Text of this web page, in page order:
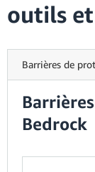
outils
Barrières de
Bedrock